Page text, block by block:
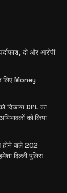
दो और आरोपी
लिए Money
दिखाया DPL का
को किया
होने वाले 202
दिल्ली पुलिस